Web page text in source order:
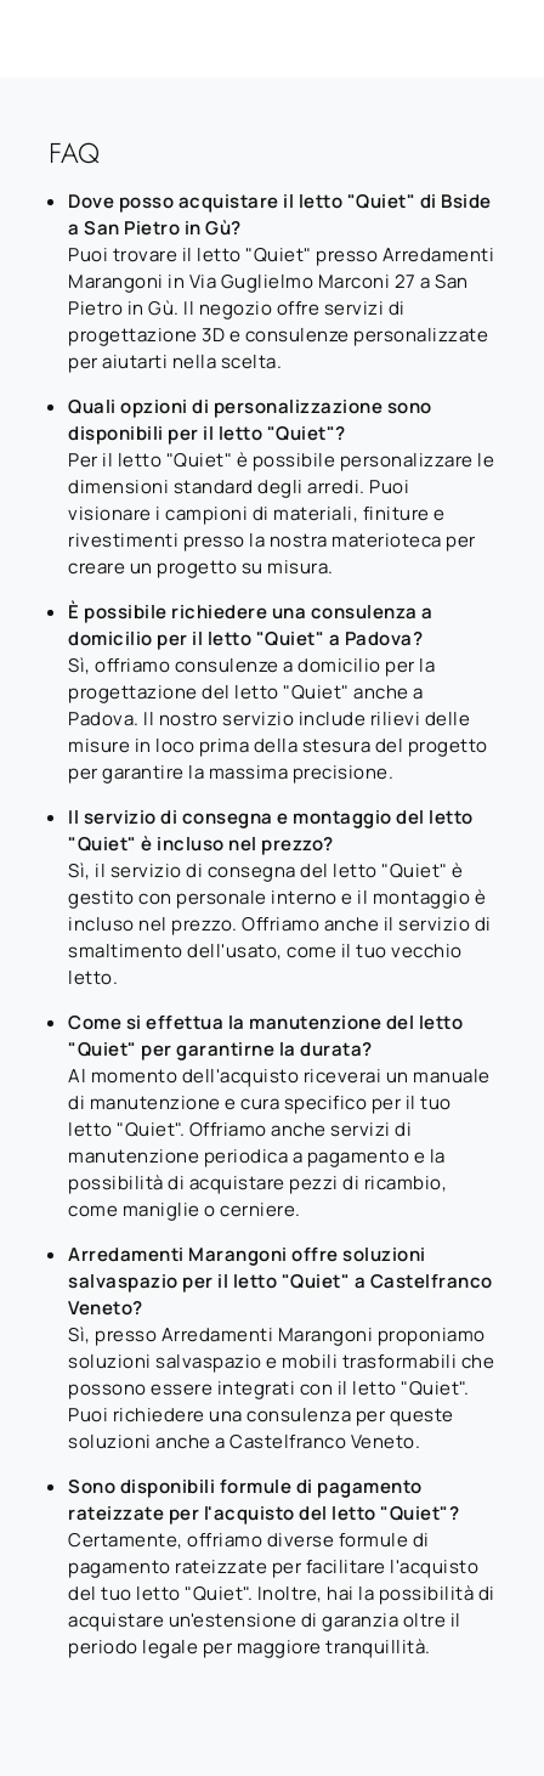
FAQ
Dove posso acquistare il letto "Quiet" di Bside
a San Pietro in Gù?
Puoi trovare il letto "Quiet" presso Arredamenti
Marangoni in Via Guglielmo Marconi 27 a San
Pietro in Gù. Il negozio offre servizi di
progettazione 3D e consulenze personalizzate
per aiutarti nella scelta.
Quali opzioni di personalizzazione sono
disponibili per il letto "Quiet"?
Per il letto "Quiet" è possibile personalizzare le
dimensioni standard degli arredi. Puoi
visionare i campioni di materiali, finiture e
rivestimenti presso la nostra materioteca per
creare un progetto su misura.
È possibile richiedere una consulenza a
domicilio per il letto "Quiet" a Padova?
Sì, offriamo consulenze a domicilio per la
progettazione del letto "Quiet" anche a
Padova. Il nostro servizio include rilievi delle
misure in loco prima della stesura del progetto
per garantire la massima precisione.
Il servizio di consegna e montaggio del letto
"Quiet" è incluso nel prezzo?
Sì, il servizio di consegna del letto "Quiet" è
gestito con personale interno e il montaggio è
incluso nel prezzo. Offriamo anche il servizio di
smaltimento dell'usato, come il tuo vecchio
letto.
Come si effettua la manutenzione del letto
"Quiet" per garantirne la durata?
Al momento dell'acquisto riceverai un manuale
di manutenzione e cura specifico per il tuo
letto "Quiet". Offriamo anche servizi di
manutenzione periodica a pagamento e la
possibilità di acquistare pezzi di ricambio,
come maniglie o cerniere.
Arredamenti Marangoni offre soluzioni
salvaspazio per il letto "Quiet" a Castelfranco
Veneto?
Sì, presso Arredamenti Marangoni proponiamo
soluzioni salvaspazio e mobili trasformabili che
possono essere integrati con il letto "Quiet".
Puoi richiedere una consulenza per queste
soluzioni anche a Castelfranco Veneto.
Sono disponibili formule di pagamento
rateizzate per l'acquisto del letto "Quiet"?
Certamente, offriamo diverse formule di
pagamento rateizzate per facilitare l'acquisto
del tuo letto "Quiet". Inoltre, hai la possibilità di
acquistare un'estensione di garanzia oltre il
periodo legale per maggiore tranquillità.